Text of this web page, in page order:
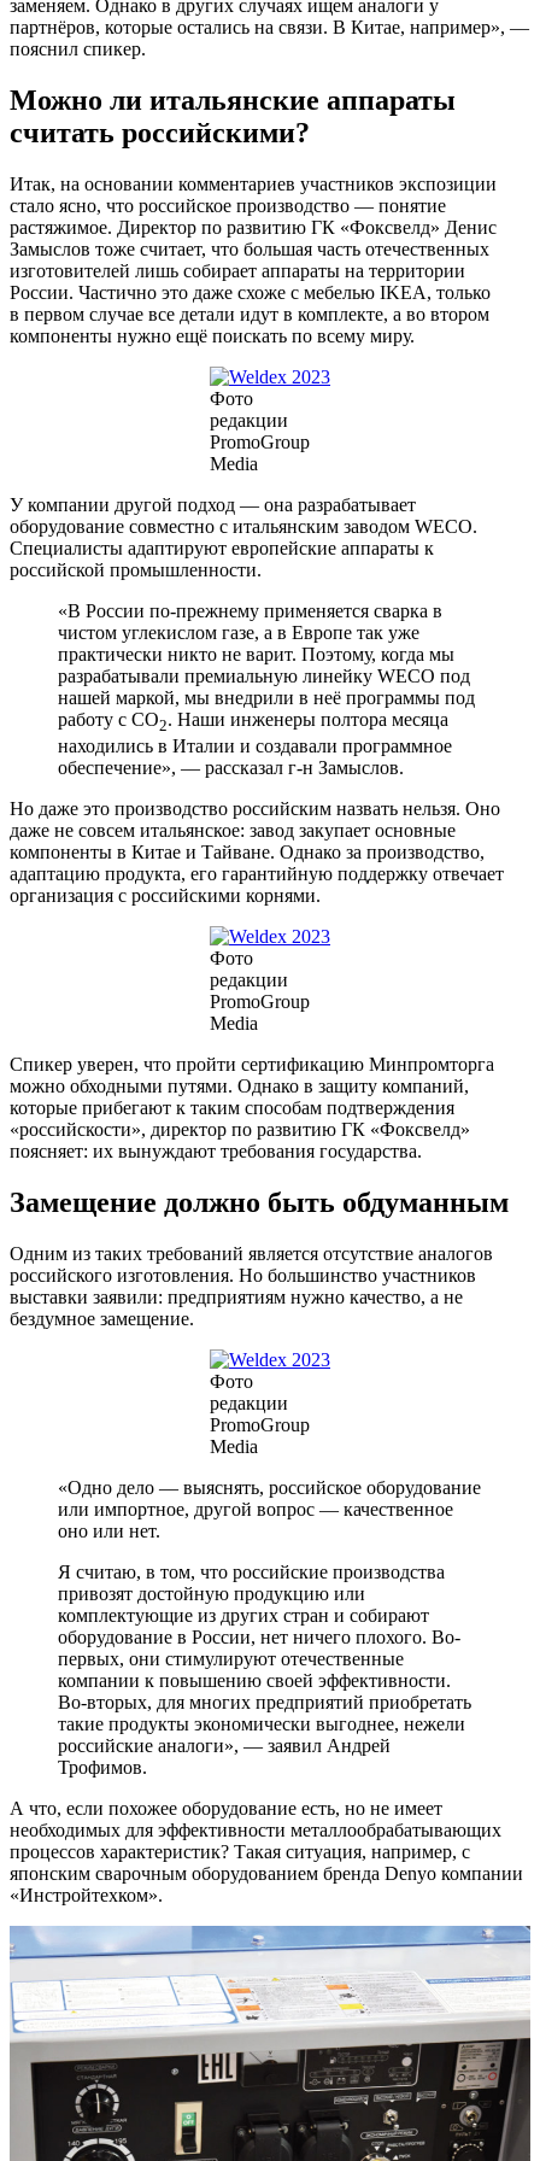
заменяем. Однако в других случаях ищем аналоги у
партнёров, которые остались на связи. В Китае, например», —
пояснил спикер.
Можно ли итальянские аппараты
считать российскими?
Итак, на основании комментариев участников экспозиции
стало ясно, что российское производство — понятие
растяжимое. Директор по развитию ГК «Фоксвелд» Денис
Замыслов тоже считает, что большая часть отечественных
изготовителей лишь собирает аппараты на территории
России. Частично это даже схоже с мебелью IKEA, только
в первом случае все детали идут в комплекте, а во втором
компоненты нужно ещё поискать по всему миру.
Фото
редакции
PromoGroup
Media
У компании другой подход — она разрабатывает
оборудование совместно с итальянским заводом WECO.
Специалисты адаптируют европейские аппараты к
российской промышленности.
«В России по-прежнему применяется сварка в
чистом углекислом газе, а в Европе так уже
практически никто не варит. Поэтому, когда мы
разрабатывали премиальную линейку WECO под
нашей маркой, мы внедрили в неё программы под
работу с CO2. Наши инженеры полтора месяца
находились в Италии и создавали программное
обеспечение», — рассказал г-н Замыслов.
Но даже это производство российским назвать нельзя. Оно
даже не совсем итальянское: завод закупает основные
компоненты в Китае и Тайване. Однако за производство,
адаптацию продукта, его гарантийную поддержку отвечает
организация с российскими корнями.
Фото
редакции
PromoGroup
Media
Спикер уверен, что пройти сертификацию Минпромторга
можно обходными путями. Однако в защиту компаний,
которые прибегают к таким способам подтверждения
«российскости», директор по развитию ГК «Фоксвелд»
поясняет: их вынуждают требования государства.
Замещение должно быть обдуманным
Одним из таких требований является отсутствие аналогов
российского изготовления. Но большинство участников
выставки заявили: предприятиям нужно качество, а не
бездумное замещение.
Фото
редакции
PromoGroup
Media
«Одно дело — выяснять, российское оборудование
или импортное, другой вопрос — качественное
оно или нет.
Я считаю, в том, что российские производства
привозят достойную продукцию или
комплектующие из других стран и собирают
оборудование в России, нет ничего плохого. Во-
первых, они стимулируют отечественные
компании к повышению своей эффективности.
Во-вторых, для многих предприятий приобретать
такие продукты экономически выгоднее, нежели
российские аналоги», — заявил Андрей
Трофимов.
А что, если похожее оборудование есть, но не имеет
необходимых для эффективности металлообрабатывающих
процессов характеристик? Такая ситуация, например, с
японским сварочным оборудованием бренда Denyo компании
«Инстройтехком».